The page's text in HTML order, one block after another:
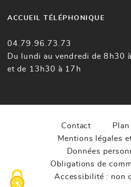
ACCUEIL TÉLÉPHONIQUE
04.79.96.73.73
Du lundi au vendredi de 8h30
et de 13h30 à 17h
Contact
Mentions légales
Données
Obligations de
Accessibilité : non